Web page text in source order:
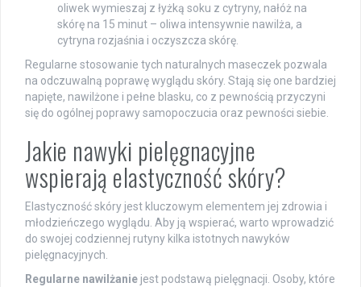
oliwek wymieszaj z łyżką soku z cytryny, nałóż na
skórę na 15 minut – oliwa intensywnie nawilża, a
cytryna rozjaśnia i oczyszcza skórę.
Regularne stosowanie tych naturalnych maseczek pozwala
na odczuwalną poprawę wyglądu skóry. Stają się one bardziej
napięte, nawilżone i pełne blasku, co z pewnością przyczyni
się do ogólnej poprawy samopoczucia oraz pewności siebie.
Jakie nawyki pielęgnacyjne
wspierają elastyczność skóry?
Elastyczność skóry jest kluczowym elementem jej zdrowia i
młodzieńczego wyglądu. Aby ją wspierać, warto wprowadzić
do swojej codziennej rutyny kilka istotnych nawyków
pielęgnacyjnych.
Regularne nawilżanie jest podstawą pielęgnacji. Osoby, które